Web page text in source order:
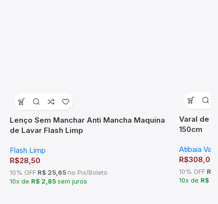
Lenço Sem Manchar Anti Mancha Maquina
de Lavar Flash Limp
Flash Limp
R$28,50
10% OFF R$ 25,65 no Pix/Boleto
10x de R$ 2,85sem juros
Varal de
150cm
Atibaia
R$308,00
10% OFF R$
10x de R$